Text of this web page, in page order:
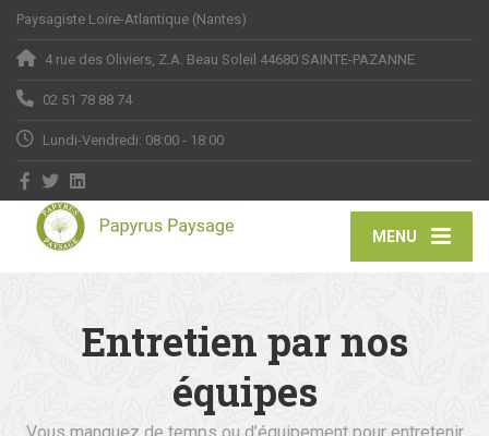
Paysagiste Loire-Atlantique (Nantes)
4 rue des Oliviers, Z.A. Beau Soleil 44680 SAINTE-PAZANNE
02 51 78 88 74
Lundi-Vendredi: 08:00 - 18:00
MENU
Entretien par nos
équipes